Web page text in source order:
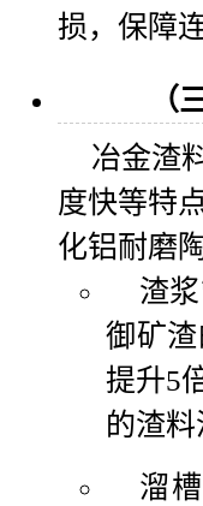
损，保障
（
冶金渣
度快等特
化铝耐磨
渣
御矿
提升5
的渣料
溜